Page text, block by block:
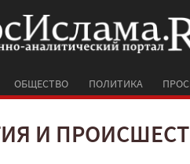
ОБЩЕСТВО ПОЛИТИКА
И